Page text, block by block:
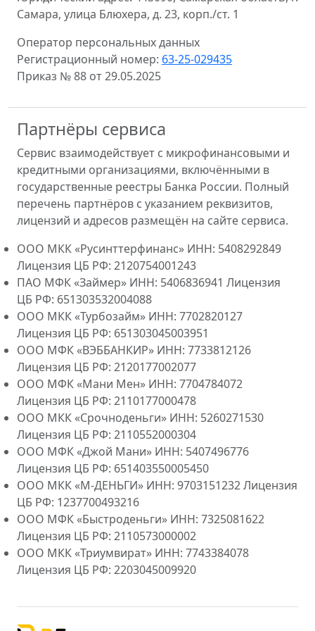
Самара, улица Блюхера, д. 23, корп./ст. 1
Оператор персональных данных
Регистрационный номер: 63-25-029435
Приказ № 88 от 29.05.2025
Партнёры сервиса
Сервис взаимодействует с микрофинансовыми и
кредитными организациями, включёнными в
государственные реестры Банка России. Полный
перечень партнёров с указанием реквизитов,
лицензий и адресов размещён на сайте сервиса.
ООО МКК «Русинттерфинанс» ИНН: 5408292849
Лицензия ЦБ РФ: 2120754001243
ПАО МФК «Займер» ИНН: 5406836941 Лицензия
ЦБ РФ: 651303532004088
ООО МКК «Турбозайм» ИНН: 7702820127
Лицензия ЦБ РФ: 651303045003951
ООО МФК «ВЭББАНКИР» ИНН: 7733812126
Лицензия ЦБ РФ: 2120177002077
ООО МФК «Мани Мен» ИНН: 7704784072
Лицензия ЦБ РФ: 2110177000478
ООО МКК «Срочноденьги» ИНН: 5260271530
Лицензия ЦБ РФ: 2110552000304
ООО МФК «Джой Мани» ИНН: 5407496776
Лицензия ЦБ РФ: 651403550005450
ООО МКК «М-ДЕНЬГИ» ИНН: 9703151232 Лицензия
ЦБ РФ: 1237700493216
ООО МФК «Быстроденьги» ИНН: 7325081622
Лицензия ЦБ РФ: 2110573000002
ООО МКК «Триумвират» ИНН: 7743384078
Лицензия ЦБ РФ: 2203045009920